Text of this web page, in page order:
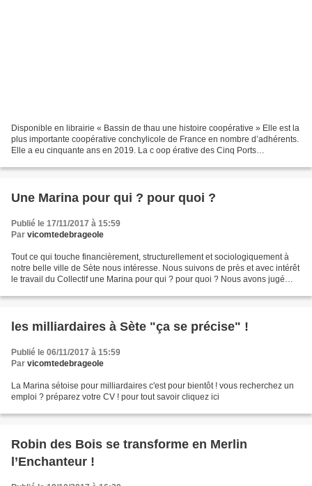
Disponible en librairie « Bassin de thau une histoire coopérative » Elle est la
plus importante coopérative conchylicole de France en nombre d’adhérents.
Elle a eu cinquante ans en 2019. La c oop érative des Cinq Ports
Une Marina pour qui ? pour quoi ?
Publié le 17/11/2017 à 15:59
Par vicomtedebrageole
Tout ce qui touche financièrement, structurellement et sociologiquement à
notre belle ville de Sète nous intéresse. Nous suivons de près et avec intérêt
le travail du Collectif une Marina pour qui ? pour quoi ? Nous avons jugé
les milliardaires à Sète "ça se précise" !
Publié le 06/11/2017 à 15:59
Par vicomtedebrageole
La Marina sétoise pour milliardaires c'est pour bientôt ! vous recherchez un
emploi ? préparez votre CV ! pour tout savoir cliquez ici
Robin des Bois se transforme en Merlin
l’Enchanteur !